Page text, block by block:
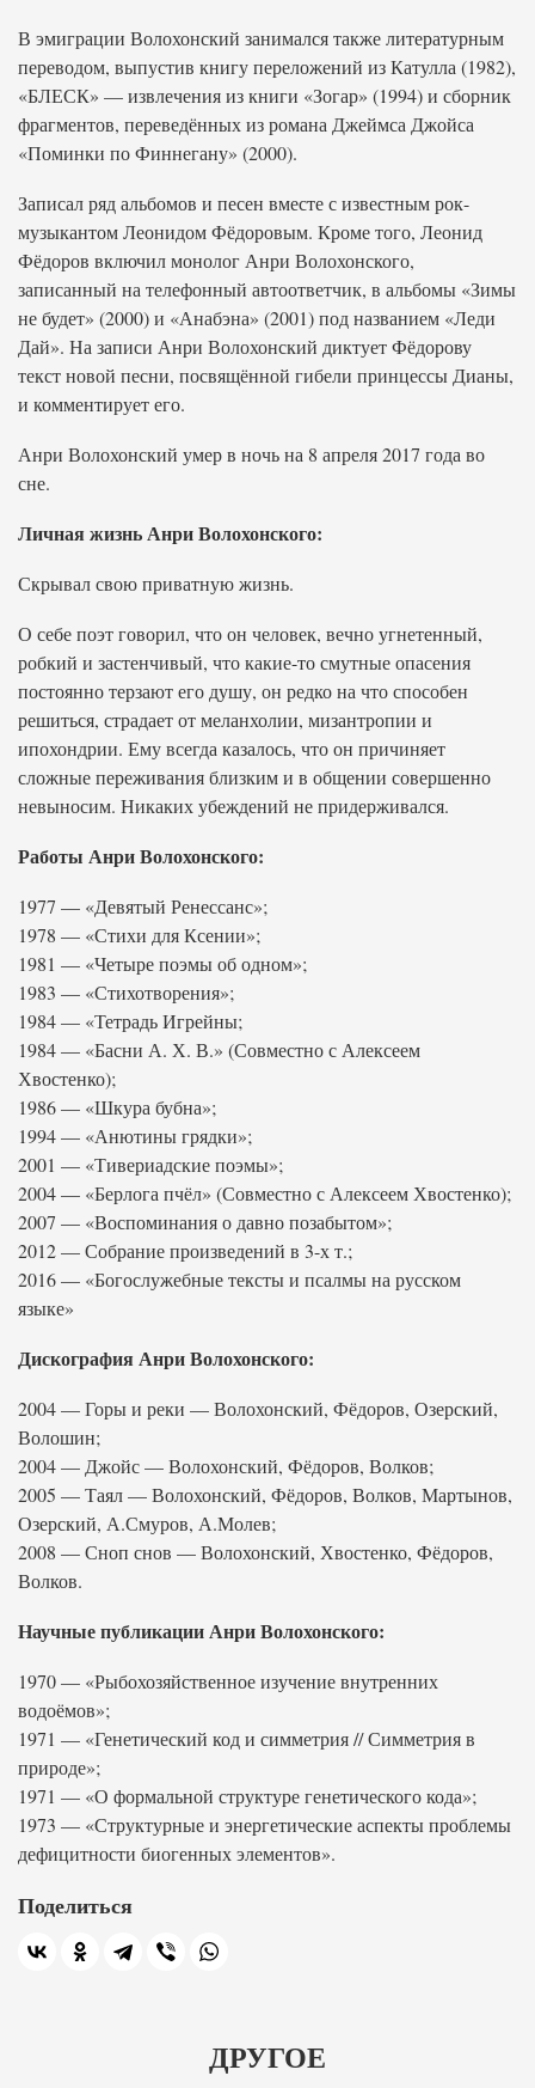
В эмиграции Волохонский занимался также литературным
переводом, выпустив книгу переложений из Катулла (1982),
«БЛЕСК» — извлечения из книги «Зогар» (1994) и сборник
фрагментов, переведённых из романа Джеймса Джойса
«Поминки по Финнегану» (2000).
Записал ряд альбомов и песен вместе с известным рок-
музыкантом Леонидом Фёдоровым. Кроме того, Леонид
Фёдоров включил монолог Анри Волохонского,
записанный на телефонный автоответчик, в альбомы «Зимы
не будет» (2000) и «Анабэна» (2001) под названием «Леди
Дай». На записи Анри Волохонский диктует Фёдорову
текст новой песни, посвящённой гибели принцессы Дианы,
и комментирует его.
Анри Волохонский умер в ночь на 8 апреля 2017 года во
сне.
Личная жизнь Анри Волохонского:
Скрывал свою приватную жизнь.
О себе поэт говорил, что он человек, вечно угнетенный,
робкий и застенчивый, что какие-то смутные опасения
постоянно терзают его душу, он редко на что способен
решиться, страдает от меланхолии, мизантропии и
ипохондрии. Ему всегда казалось, что он причиняет
сложные переживания близким и в общении совершенно
невыносим. Никаких убеждений не придерживался.
Работы Анри Волохонского:
1977 — «Девятый Ренессанс»;
1978 — «Стихи для Ксении»;
1981 — «Четыре поэмы об одном»;
1983 — «Стихотворения»;
1984 — «Тетрадь Игрейны;
1984 — «Басни А. Х. В.» (Совместно с Алексеем
Хвостенко);
1986 — «Шкура бубна»;
1994 — «Анютины грядки»;
2001 — «Тивериадские поэмы»;
2004 — «Берлога пчёл» (Совместно с Алексеем Хвостенко);
2007 — «Воспоминания о давно позабытом»;
2012 — Собрание произведений в 3-х т.;
2016 — «Богослужебные тексты и псалмы на русском
языке»
Дискография Анри Волохонского:
2004 — Горы и реки — Волохонский, Фёдоров, Озерский,
Волошин;
2004 — Джойс — Волохонский, Фёдоров, Волков;
2005 — Таял — Волохонский, Фёдоров, Волков, Мартынов,
Озерский, А.Смуров, А.Молев;
2008 — Сноп снов — Волохонский, Хвостенко, Фёдоров,
Волков.
Научные публикации Анри Волохонского:
1970 — «Рыбохозяйственное изучение внутренних
водоёмов»;
1971 — «Генетический код и симметрия // Симметрия в
природе»;
1971 — «О формальной структуре генетического кода»;
1973 — «Структурные и энергетические аспекты проблемы
дефицитности биогенных элементов».
Поделиться
ДРУГОЕ